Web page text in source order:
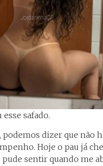
safado.
podemos dizer que não
Hoje o pau já
pude sentir quando me